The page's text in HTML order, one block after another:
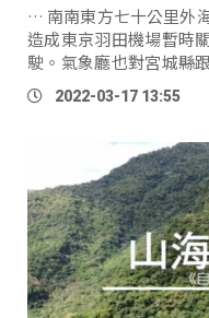
… 南南東方七十公里外
造成東京羽田機場暫時
駛。氣象廳也對宮城縣
uliu(郭亞 文 ) / 責任編輯
2022-03-17 13:55